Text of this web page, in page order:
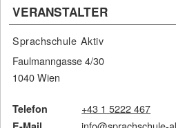
VERANSTALTER
Sprachschule Aktiv
Faulmanngasse 4/30
1040 Wien
Telefon +43 1 5222 467